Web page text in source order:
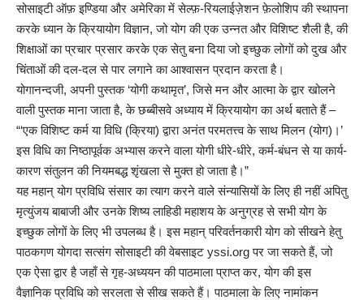
सोसाइटी ऑफ़ इण्डिया और अमेरिका में सेल्फ़-रियलाईज़ेशन फ़ेलोशिप की स्थापना
करके ध्यान के क्रियायोग विज्ञान, जो योग की एक उन्नत और विशिष्ट शैली है, की
शिक्षाओं का प्रचार प्रसार करके एक सेतु बना दिया जो इच्छुक लोगों को दुख और
चिंताओं की दल-दल से पार लगाने का आश्वासन प्रदान करता है।
योगानन्दजी, अपनी पुस्तक ‘योगी कथामृत’, जिसे मन और आत्मा के द्वार खोलने
वाली पुस्तक माना जाता है, के छब्बीसवे अध्याय में क्रियायोग का अर्थ बताते हैं –
“‘एक विशिष्ट कर्म या विधि (क्रिया) द्वारा अनंत परमतत्त्व के साथ मिलन (योग)।’
इस विधि का निष्ठापूर्वक अभ्यास करने वाला योगी धीरे-धीरे, कर्म-बंधन से या कार्य-
कारण संतुलन की नियमबद्ध शृंखला से मुक्त हो जाता है।”
यह महान् योग प्रविधि संसार का त्याग करने वाले संन्यासियों के लिए ही नहीं अपितु
मृत्युंजय बाबाजी और उनके शिष्य लाहिडी महाशय के अनुग्रह से सभी योग के
इच्छुक लोगों के लिए भी उपलब्ध है। इस महान् परिवर्तनकारी योग को सीखने हेतु
पाठकगण योगदा सत्संग सोसाइटी की वेबसाइट yssi.org पर जा सकते हैं, जो
एक ऐसा द्वार है जहाँ से गृह-अध्ययन की पाठमाला प्राप्त कर, योग की इस
वैज्ञानिक प्रविधि को सरलता से सीख सकते हैं। पाठमाला के लिए नामांकन